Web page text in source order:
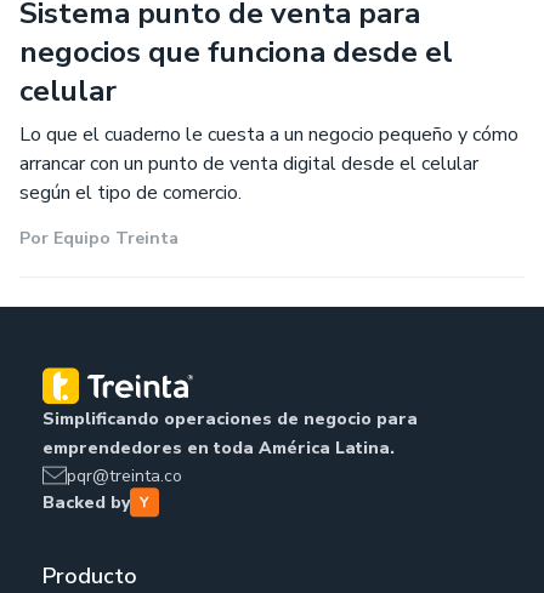
Sistema punto de venta para
negocios que funciona desde el
celular
Lo que el cuaderno le cuesta a un negocio pequeño y cómo
arrancar con un punto de venta digital desde el celular
según el tipo de comercio.
Por Equipo Treinta
Simplificando operaciones de negocio para
emprendedores en toda América Latina.
pqr@treinta.co
Backed by
Producto